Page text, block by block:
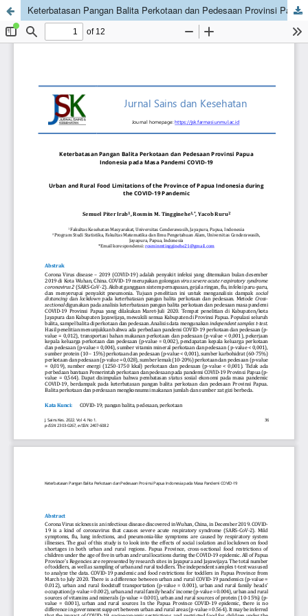
Keterbatasan Pangan Balita Perkotaan dan Pedesaan Provinsi Papua Indonesia pada Masa Pandemi COVID-19